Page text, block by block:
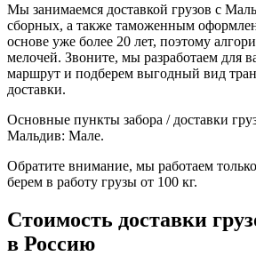
Мы занимаемся доставкой грузов с
сборных, а также таможенным
основе уже более 20 лет, поэтому
мелочей. Звоните, мы разработаем для
маршрут и подберем выгодный вид
доставки.
Основные пункты забора / доставки
Мальдив: Мале.
Обратите внимание, мы работаем
берем в работу грузы от 100 кг.
Стоимость доставки
в Россию